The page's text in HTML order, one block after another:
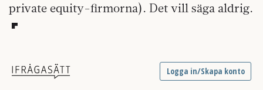
private equity-firmorna). Det vill säga aldrig.